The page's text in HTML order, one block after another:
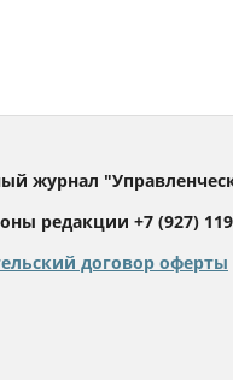
журнал
редакции +7 (927)
договор оферты